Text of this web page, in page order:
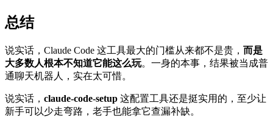
总结
说实话，Claude Code 这工具最大的门槛从来都不是贵， 而是
大多数人根本不知道它能这么玩。一身的本事，结果被当成普
通聊天机器人，实在太可惜。
说实话， claude-code-setup 这配置工具还是挺实用的，至少让
新手可以少走弯路，老手也能拿它查漏补缺。